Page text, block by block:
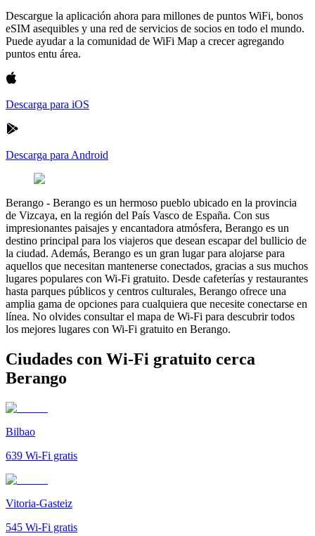
Descargue la aplicación ahora para millones de puntos WiFi, bonos
eSIM asequibles y una red de servicios de socios en todo el mundo.
Puede ayudar a la comunidad de WiFi Map a crecer agregando
puntos entu área.
Descarga para iOS
Descarga para Android
Berango - Berango es un hermoso pueblo ubicado en la provincia
de Vizcaya, en la región del País Vasco de España. Con sus
impresionantes paisajes y encantadora atmósfera, Berango es un
destino principal para los viajeros que desean escapar del bullicio de
la ciudad. Además, Berango es un gran lugar para alojarse para
aquellos que necesitan mantenerse conectados, gracias a sus muchos
lugares populares con Wi-Fi gratuito. Desde cafeterías y restaurantes
hasta parques públicos y centros culturales, Berango ofrece una
amplia gama de opciones para cualquiera que necesite conectarse en
línea. No olvides consultar el mapa de Wi-Fi para descubrir todos
los mejores lugares con Wi-Fi gratuito en Berango.
Ciudades con Wi-Fi gratuito cerca
Berango
Bilbao
639 Wi-Fi gratis
Vitoria-Gasteiz
545 Wi-Fi gratis